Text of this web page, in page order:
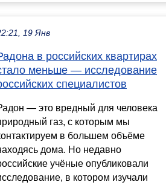
19 Янв
в российских квартирах
меньше — исследование
специалистов
— это вредный для человека
газ, с которым мы
в большем объёме
дома. Но недавно
учёные опубликовали
в котором изучали